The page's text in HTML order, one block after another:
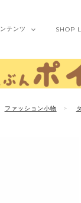
テンツ SHOP
ファッション小物